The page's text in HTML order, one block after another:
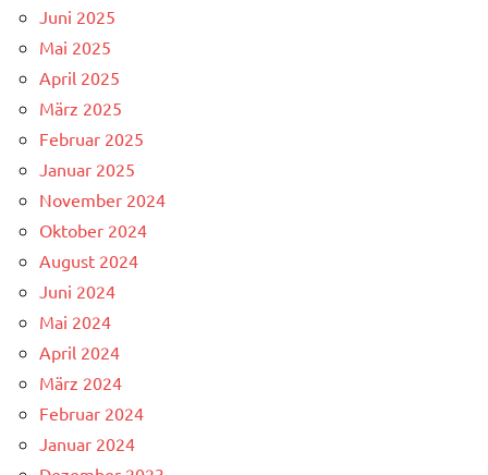
Juni 2025
Mai 2025
April 2025
März 2025
Februar 2025
Januar 2025
November 2024
Oktober 2024
August 2024
Juni 2024
Mai 2024
April 2024
März 2024
Februar 2024
Januar 2024